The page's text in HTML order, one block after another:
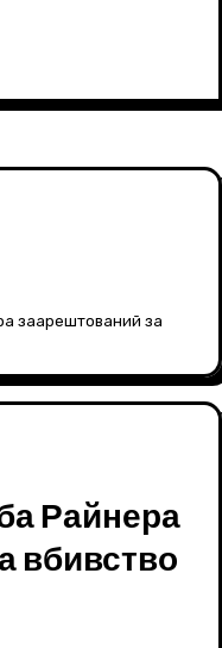
заарештований за
Райнера
вбивство